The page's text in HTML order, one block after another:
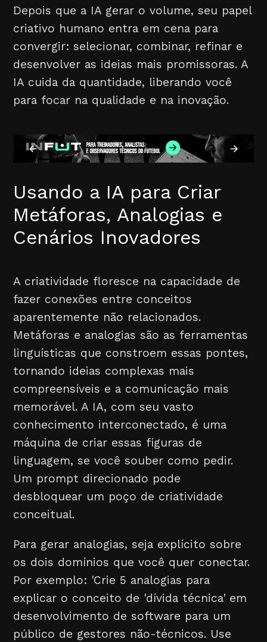
Depois que a IA gerar o volume, seu papel
criativo humano entra em cena para
convergir: selecionar, combinar, refinar e
desenvolver as ideias mais promissoras. A
IA cuida da quantidade, liberando você
para focar na qualidade e na inovação.
Usando a IA para Criar
Metáforas, Analogias e
Cenários Inovadores
A criatividade floresce na capacidade de
fazer conexões entre conceitos
aparentemente não relacionados.
Metáforas e analogias são as ferramentas
linguísticas que constroem essas pontes,
tornando ideias complexas mais
compreensíveis e a comunicação mais
memorável. A IA, com seu vasto
conhecimento interconectado, é uma
máquina de criar essas figuras de
linguagem, se você souber como pedir.
Um prompt direcionado pode
desbloquear um poço de criatividade
conceitual.
Para gerar analogias, seja explícito sobre
os dois domínios que você quer conectar.
Por exemplo: 'Crie 5 analogias para
explicar o conceito de 'dívida técnica' em
desenvolvimento de software para um
público de gestores não-técnicos. Use